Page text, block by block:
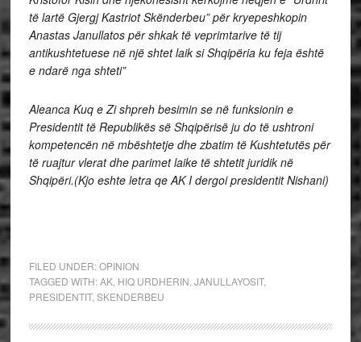
të lartë Gjergj Kastriot Skënderbeu” për kryepeshkopin
Anastas Janullatos për shkak të veprimtarive të tij
antikushtetuese në një shtet laik si Shqipëria ku feja është
e ndarë nga shteti”
Aleanca Kuq e Zi shpreh besimin se në funksionin e
Presidentit të Republikës së Shqipërisë ju do të ushtroni
kompetencën në mbështetje dhe zbatim të Kushtetutës për
të ruajtur vlerat dhe parimet laike të shtetit juridik në
Shqipëri.(Kjo eshte letra qe AK I dergoi presidentit Nishani)
FILED UNDER:OPINION
TAGGED WITH:AK, HIQ URDHERIN JANULLAYOSIT,
PRESIDENTIT, SKENDERBEU